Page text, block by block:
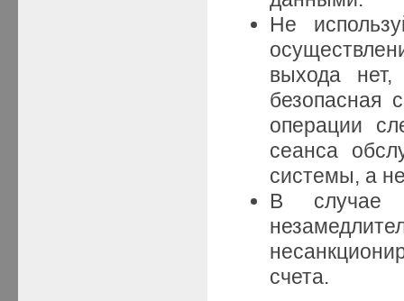
Не
выхода нет,
безопасная
операции
сеанса
системы, а
В случае
счета.